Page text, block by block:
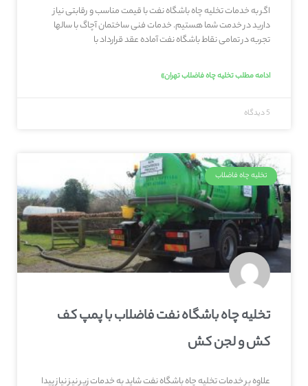
اگر به خدمات تخلیه چاه باشگاه نفت با قیمت مناسب و رقابتی نیاز
دارید در خدمت شما هستیم. خدمات فنی ساختمان آچاگ با سالها
تجربه در تمامی نقاط باشگاه نفت آماده عقد قرارداد با
ادامه مطلب تخلیه چاه فاضلاب تهران»
5 دیدگاه
تخلیه چاه فاضلاب
تخلیه چاه باشگاه نفت فاضلاب با پمپ کف
کش و لجن کش
علاوه بر خدمات تخلیه چاه باشگاه نفت شاید به خدمات زیر نیز نیاز پیدا